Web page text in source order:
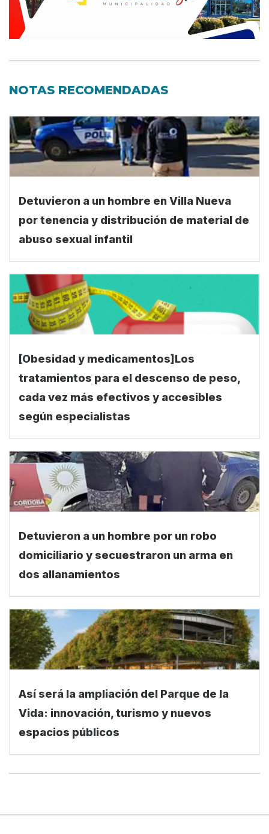
NOTAS RECOMENDADAS
Detuvieron a un hombre en Villa Nueva
por tenencia y distribución de material de
abuso sexual infantil
[Obesidad y medicamentos]Los
tratamientos para el descenso de peso,
cada vez más efectivos y accesibles
según especialistas
Detuvieron a un hombre por un robo
domiciliario y secuestraron un arma en
dos allanamientos
Así será la ampliación del Parque de la
Vida: innovación, turismo y nuevos
espacios públicos